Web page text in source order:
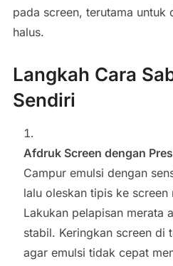
pada screen, terutama untuk
halus.
Langkah Cara
Sendiri
Afdruk Screen dengan
Campur emulsi dengan
lalu oleskan tipis ke screen
Lakukan pelapisan merata
stabil. Keringkan screen di
agar emulsi tidak cepat